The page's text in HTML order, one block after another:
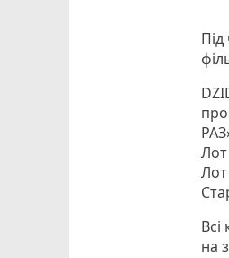
Лот
Лот
Всі
на